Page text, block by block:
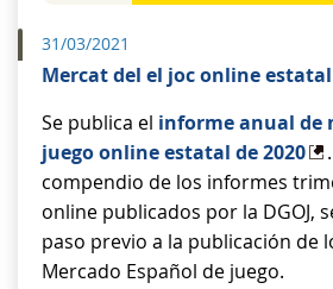
31/03/2021
Mercat del el joc online estatal
Se publica el informe anual de
juego online estatal de 2020
compendio de los informes
online publicados por la DGOJ,
paso previo a la publicación de
Mercado Español de juego.